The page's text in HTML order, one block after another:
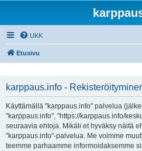
UKK
Etusivu
karppaus.info -
Käyttämällä "karppaus.info" palvelua
"karppaus.info", "https://karppaus.info/
seuraavia ehtoja. Mikäli et hyväksy näitä
"karppaus.info"-palvelua. Me voimme
teemme parhaamme informoidaksemme